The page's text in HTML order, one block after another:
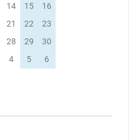
14 15
16
21 22
23
28 29
30
4 5 6